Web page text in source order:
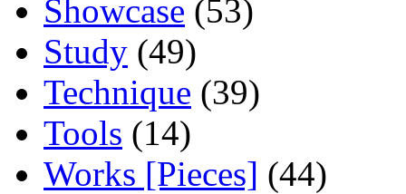
Showcase (53)
Study (49)
Technique (39)
Tools (14)
Works [Pieces] (44)